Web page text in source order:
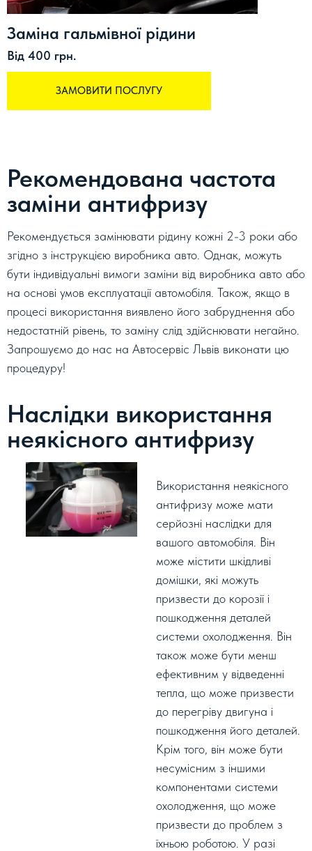
Заміна гальмівної рідини
Від 400 грн.
ЗАМОВИТИ ПОСЛУГУ
Рекомендована частота
заміни антифризу
Рекомендується замінювати рідину кожні 2-3 роки або
згідно з інструкцією виробника авто. Однак, можуть
бути індивідуальні вимоги заміни від виробника авто або
на основі умов експлуатації автомобіля. Також, якщо в
процесі використання виявлено його забруднення або
недостатній рівень, то заміну слід здійснювати негайно.
Запрошуємо до нас на Автосервіс Львів виконати цю
процедуру!
Наслідки використання
неякісного антифризу
Використання неякісного
антифризу може мати
серйозні наслідки для
вашого автомобіля. Він
може містити шкідливі
домішки, які можуть
призвести до корозії і
пошкодження деталей
системи охолодження. Він
також може бути менш
ефективним у відведенні
тепла, що може призвести
до перегріву двигуна і
пошкодження його деталей.
Крім того, він може бути
несумісним з іншими
компонентами системи
охолодження, що може
призвести до проблем з
їхньою роботою. У разі